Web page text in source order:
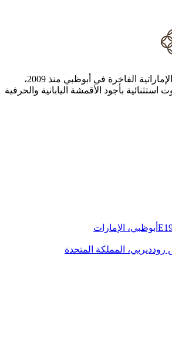
الوجهة الأولى للخياطة الإماراتية الفاخرة في أبوظبي منذ 2009،
استثنائية بأجود الأقمشة اليابانية والحرفية
أبوظبي، الإمارات
رودديربي، المملكة المتحدة